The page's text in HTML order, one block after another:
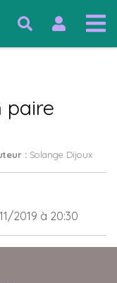
paire
: Solange Dijoux
2019 à 20:30